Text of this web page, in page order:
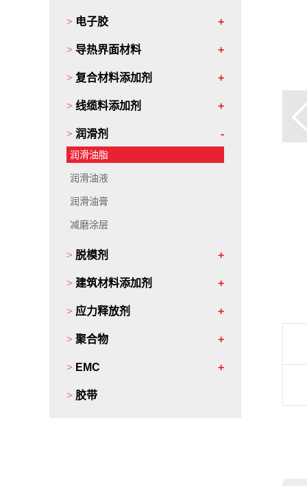
> 电子胶
> 导热界面材料
> 复合材料添加剂
> 线缆料添加剂
> 润滑剂
润滑油脂
润滑油液
润滑油膏
减磨涂层
> 脱模剂
> 建筑材料添加剂
> 应力释放剂
> 聚合物
> EMC
> 胶带